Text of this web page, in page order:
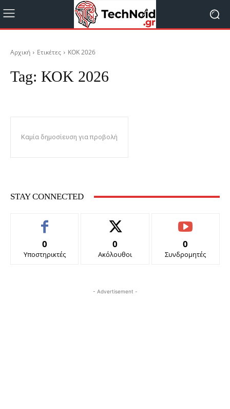
Αρχική Ετικέτες ΚΟΚ 2026
Tag: ΚΟΚ 2026
Καμία δημοσίευση για προβολή
STAY CONNECTED
0
Υποστηρικτές
0
Ακόλουθοι
0
Συνδρομητές
- Advertisement -